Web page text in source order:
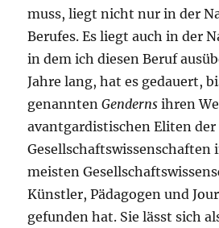
muss, liegt nicht nur in der
Berufes. Es liegt auch in der
in dem ich diesen Beruf
Jahre lang, hat es gedauert,
genanntenGenderns ihren
avantgardistischen Eliten der
Gesellschaftswissenschaften
meisten
Künstler, Pädagogen und
gefunden hat. Sie lässt sich